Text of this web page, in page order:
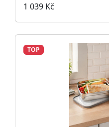
1 039 Kč
TOP